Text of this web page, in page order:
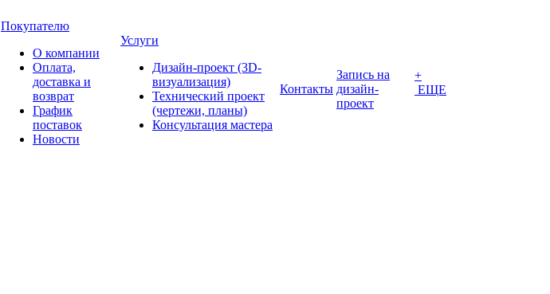
Покупателю
О компании
Оплата,
доставка и
возврат
График
поставок
Новости
Услуги
Дизайн-проект (3D-
визуализация)
Технический проект
(чертежи, планы)
Консультация мастера
Контакты
Запись на
дизайн-
проект
+
ЕЩЕ